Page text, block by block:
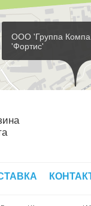
ООО 'Группа
'Фортис'